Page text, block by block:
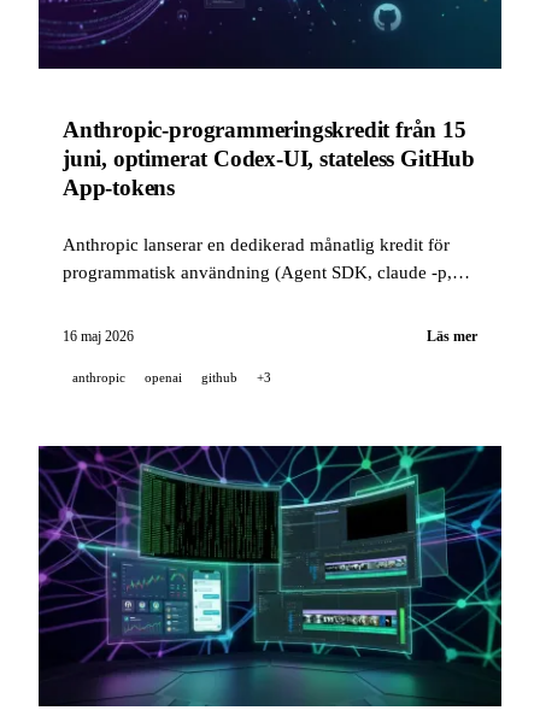
Anthropic-programmeringskredit från 15
juni, optimerat Codex-UI, stateless GitHub
App-tokens
Anthropic lanserar en dedikerad månatlig kredit för
programmatisk användning (Agent SDK, claude -p,
finjusterar Codex med anpassningsbara genvägar och
stateless installationstokens.
16 maj 2026 Läs mer
anthropic openai github +3